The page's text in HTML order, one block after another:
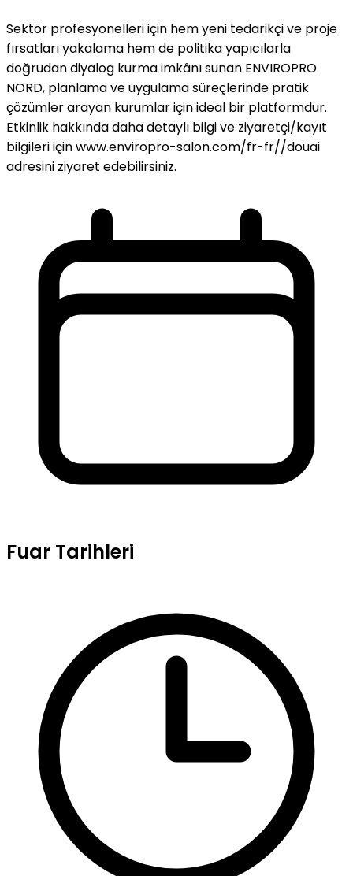
Sektör profesyonelleri için hem yeni tedarikçi ve proje
fırsatları yakalama hem de politika yapıcılarla
doğrudan diyalog kurma imkânı sunan ENVIROPRO
NORD, planlama ve uygulama süreçlerinde pratik
çözümler arayan kurumlar için ideal bir platformdur.
Etkinlik hakkında daha detaylı bilgi ve ziyaretçi/kayıt
bilgileri için www.enviropro-salon.com/fr-fr//douai
adresini ziyaret edebilirsiniz.
Fuar Tarihleri